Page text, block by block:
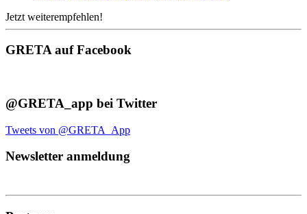
Jetzt weiterempfehlen!
GRETA auf Facebook
@GRETA_app bei Twitter
Tweets von @GRETA_App
Newsletter anmeldung